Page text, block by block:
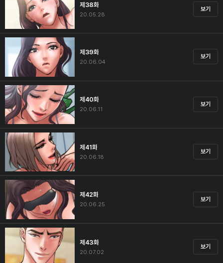
제38화
20.05.28
보기
제39화
20.06.04
보기
제40화
20.06.11
보기
제41화
20.06.18
보기
제42화
20.06.25
보기
제43화
20.07.02
보기